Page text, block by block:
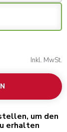
Inkl. MwSt.
um den
erhalten